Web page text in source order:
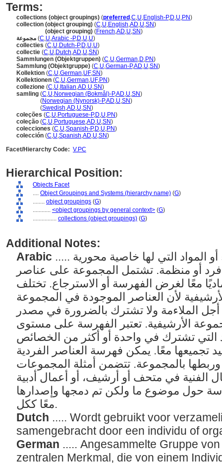
Terms:
collections (object groupings) (preferred ,C,U,English-P,D,U,PN)
collection (object grouping) (C,U,English,AD,U,SN)
(object grouping) (French,AD,U,SN)
مجموعة (C,U,Arabic -P,D,U,U)
collecties (C,U,Dutch-P,D,U,U)
collectie (C,U,Dutch,AD,U,SN)
Sammlungen (Objektgruppen) (C,U,German,D,PN)
Sammlung (Objektgruppe) (C,U,German-P,AD,U,SN)
Kollektion (C,U,German,UF,SN)
Kollektionen (C,U,German,UF,PN)
collezione (C,U, Italian,AD,U,SN)
samling (C,U,Norwegian (Bokmål)-P,AD,U,SN)
(Norwegian (Nynorsk)-P,AD,U,SN)
(Swedish,AD,U,SN)
coleções (C,U,Portuguese-P,D,U,PN)
coleção (C,U,Portuguese,AD,U,SN)
colecciones (C,U,Spanish-P,D,U,PN)
colección (C,U,Spanish,AD,U,SN)
Facet/Hierarchy Code: V.PC
Hierarchical Position:
Objects Facet
.... Object Groupings and Systems (hierarchy name) (G)
........ object groupings (G)
............ <object groupings by general context> (G)
................ collections (object groupings) (G)
Additional Notes:
Arabic ..... مجموعات متراكمة من الأشياء أو المواد التي لها خاصية محورية
أو منظمة. تشتمل المجموعة على عناصر
ماديًا معًا لغرض الفهرسة أو الاسترجاع. تختلف
لأن العناصر الموجودة في المجموعة
الملاءمة ولا تشترك بالضرورة في مصدر
الأرشيفية. تعتبر الفهرسة على مستوى
التي تشترك في واحدة أو أكثر من الخصائص
تجميعها معًا. يمكن فهرسة العناصر الفردية
بالمجموعة. تتضمن أمثلة المجموعات
الفنية في متحف أو أرشيف، أو أعمال أدبية
حول موضوع ما ولكن تم دمجها وإصدارها
معًا ككل.
Dutch ..... Wordt gebruikt voor
samengebracht door een individu of
German ..... Angesammelte Gruppe
zentralen Merkmal, die von einem